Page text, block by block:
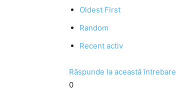
Oldest First
Random
Recent activ
Răspunde la această întrebare
0